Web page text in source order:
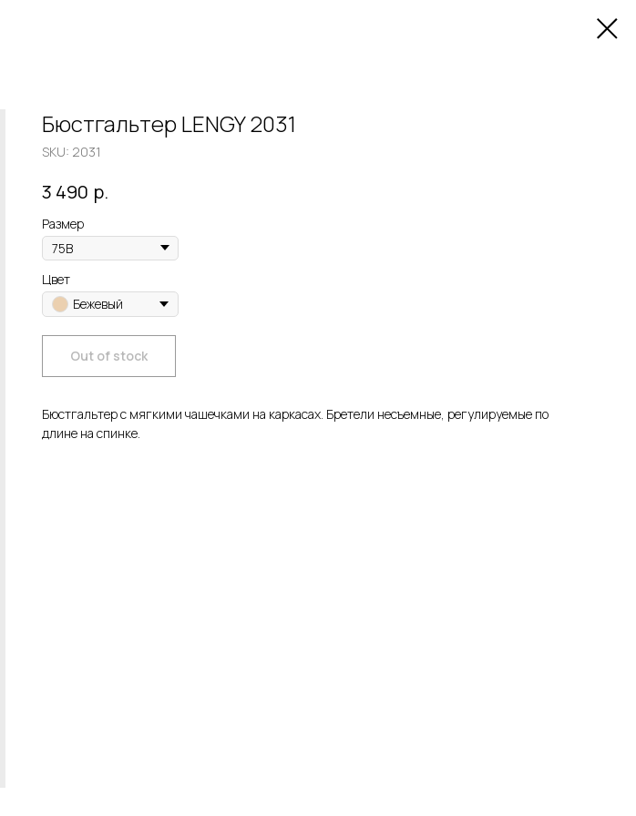
Бюстгальтер LENGY 2031
SKU: 2031
3 490 р.
Размер
Цвет
Бежевый
Out of stock
Бюстгальтер с мягкими чашечками на каркасах. Бретели несъемные, регулируемые по
длине на спинке.